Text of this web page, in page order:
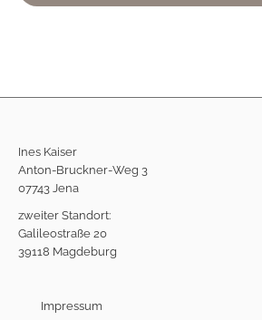
Ines Kaiser
Anton-Bruckner-Weg 3
07743 Jena
zweiter Standort:
Galileostraße 20
39118 Magdeburg
Impressum